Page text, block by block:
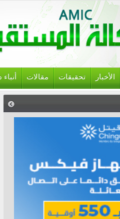
الأخبار تحقيقات مقالات